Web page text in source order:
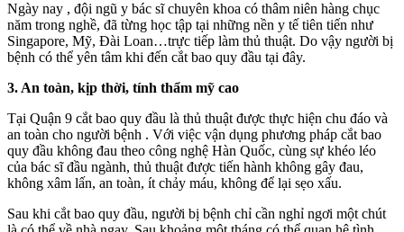
Ngày nay , đội ngũ y bác sĩ chuyên khoa có thâm niên hàng chục
năm trong nghề, đã từng học tập tại những nền y tế tiên tiến như
Singapore, Mỹ, Đài Loan…trực tiếp làm thủ thuật. Do vậy người bị
bệnh có thể yên tâm khi đến cắt bao quy đầu tại đây.
3. An toàn, kịp thời, tính thẩm mỹ cao
Tại Quận 9 cắt bao quy đầu là thủ thuật được thực hiện chu đáo và
an toàn cho người bệnh . Với việc vận dụng phương pháp cắt bao
quy đầu không đau theo công nghệ Hàn Quốc, cùng sự khéo léo
của bác sĩ đầu ngành, thủ thuật được tiến hành không gây đau,
không xâm lấn, an toàn, ít chảy máu, không để lại sẹo xấu.
Sau khi cắt bao quy đầu, người bị bệnh chỉ cần nghỉ ngơi một chút